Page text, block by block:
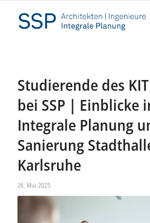
Studierende des
bei SSP | Einblicke
Integrale Planung
Sanierung
Karlsruhe
26. Mai 2025